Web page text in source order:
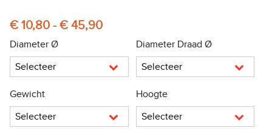
€ 10,80 - € 45,90
Diameter Ø
Selecteer
Diameter Draad Ø
Selecteer
Gewicht
Selecteer
Hoogte
Selecteer